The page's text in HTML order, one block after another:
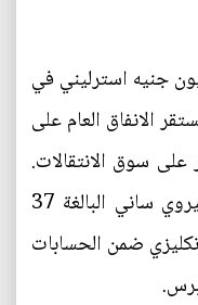
وان اغدقت 515 مليون جنيه استرليني في
قبل ان يستقر الانفاق العام على
على سوق الانتقالات.
ولم تدخل صفقة انتقال الالماني ليروي ساني البالغة 37
ضمن الحسابات